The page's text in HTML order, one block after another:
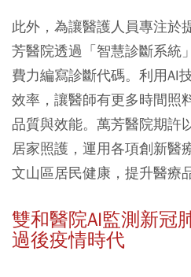
此外，為讓醫護人員專注於
芳醫院透過「智慧診斷系統
費力編寫診斷代碼。利用AI
效率，讓醫師有更多時間照
品質與效能。萬芳醫院期許
居家照護，運用各項創新醫
文山區居民健康，提升醫療
雙和醫院AI監測新冠
過後疫情時代